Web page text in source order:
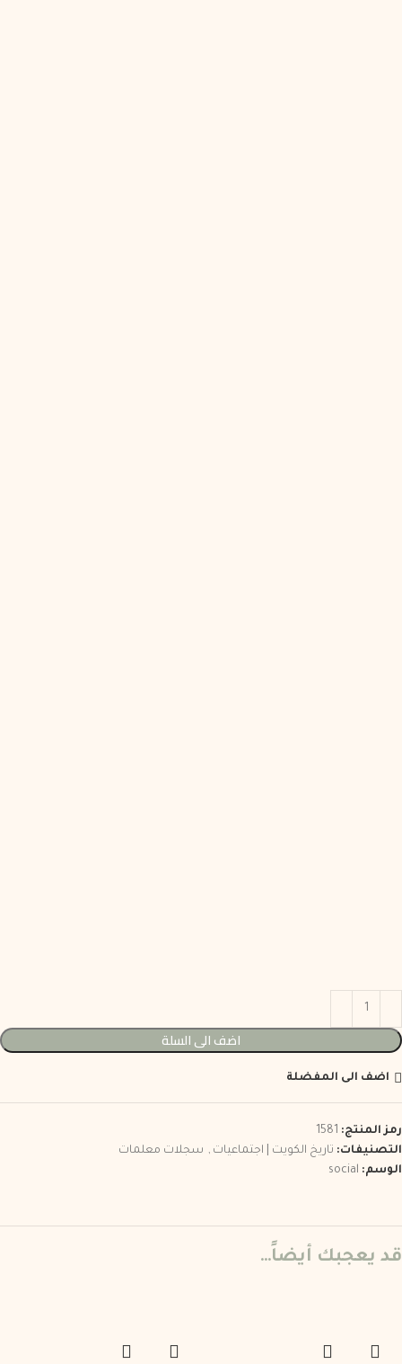
اضف الى السلة
اضف الى المفضلة
رمز المنتج: 1581
التصنيفات: تاريخ الكويت | اجتماعيات , سجلات معلمات
الوسم: social
قد يعجبك أيضاً…